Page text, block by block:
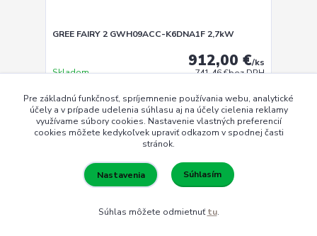
GREE FAIRY 2 GWH09ACC-K6DNA1F 2,7kW
912,00 €/ks
741,46 €bez DPH
Skladom
Zvoliť variant
Pre základnú funkčnosť, spríjemnenie používania webu, analytické
účely a v prípade udelenia súhlasu aj na účely cielenia reklamy
využívame súbory cookies. Nastavenie vlastných preferencií
cookies môžete kedykoľvek upraviť odkazom v spodnej časti
stránok.
Nastavenia Súhlasím
Súhlas môžete odmietnuťtu.